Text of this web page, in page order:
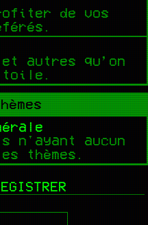
de vos
autres qu’on
toile.
n'ayant aucun
thèmes.